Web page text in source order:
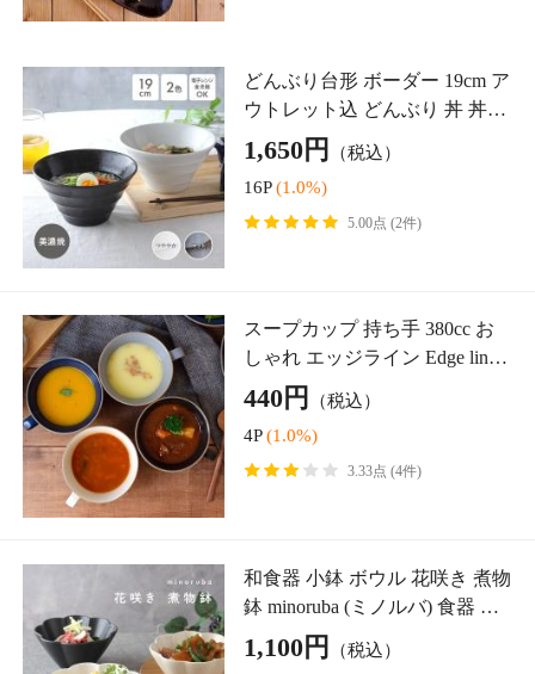
器 お茶碗 茶碗 茶わん ご飯茶碗
ダン 和モ
6P (1.0%)
オーバルボウル 26cm ラフィネ
プレート お皿 皿 食器 深皿 ボ
ウル サラダボウル カレー皿 パ
スタ皿 盛り皿 楕円皿 大皿 ディ
2,700円
箸置き きょうりゅうDino ステ
ゴザウルス はし置き はしおき
和食器 カトラリーレスト ステ
ゴザウルス 陶器製 恐竜 ダイナ
ソー 子供 食
790円 （税込）
7P (1.0%)
変形三角取り皿 17cm 和食
器 皿 プレート 取り皿 中皿 ケ
ーキ皿 サラダ皿 副菜皿 前菜皿
一品料理 変形皿 食器 器 うつわ
990円（税込）